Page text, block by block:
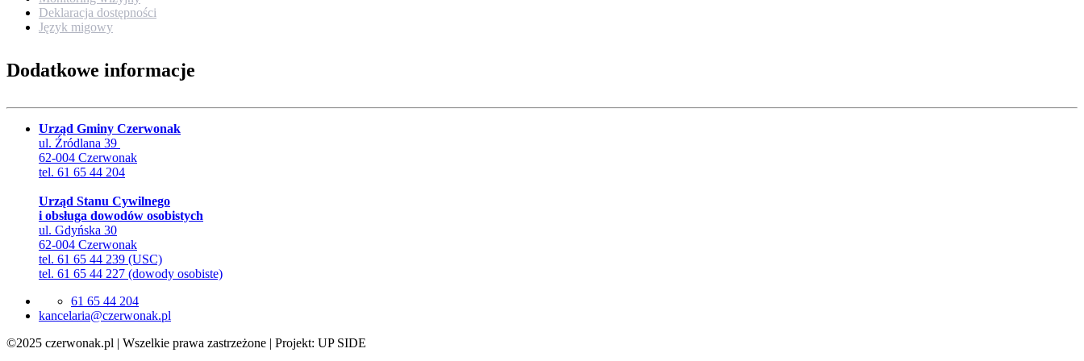
Deklaracja dostępności
Język migowy
Dodatkowe informacje
Urząd Gminy Czerwonak
ul. Źródlana 39
62-004 Czerwonak
tel. 61 65 44 204
Urząd Stanu Cywilnego
i obsługa dowodów osobistych
ul. Gdyńska 30
62-004 Czerwonak
tel. 61 65 44 239 (USC)
tel. 61 65 44 227 (dowody osobiste)
61 65 44 204
lp.kanowrezc@airalecnak
©2025 czerwonak.pl | Wszelkie prawa zastrzeżone | Projekt: UP SIDE